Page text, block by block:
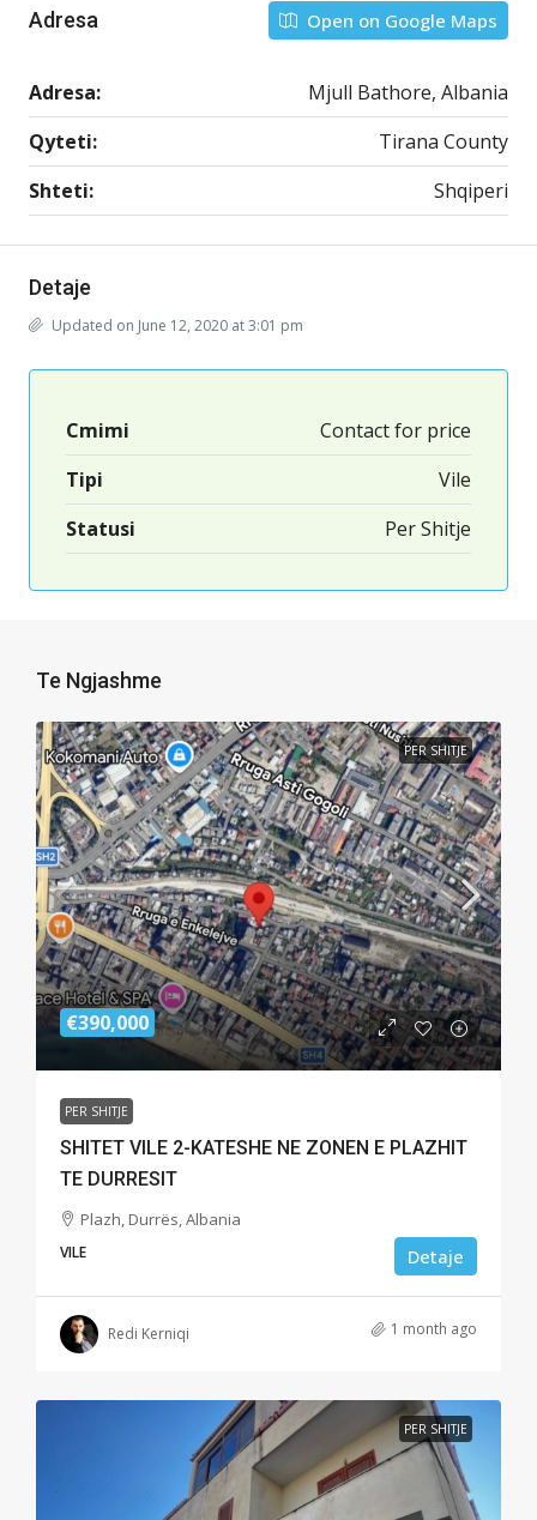
Adresa Open on Google Maps
Adresa:
Mjull Bathore, Albania
Qyteti:
Tirana County
Shteti:
Shqiperi
Detaje
Updated on June 12, 2020 at 3:01 pm
Cmimi
Contact for price
Tipi
Vile
Statusi
Per Shitje
Te Ngjashme
PER SHITJE
€390,000
PER SHITJE
SHITET VILE 2-KATESHE NE ZONEN E PLAZHIT
TE DURRESIT
Plazh, Durrës, Albania
VILE Detaje
Redi Kerniqi 1 month ago
PER SHITJE